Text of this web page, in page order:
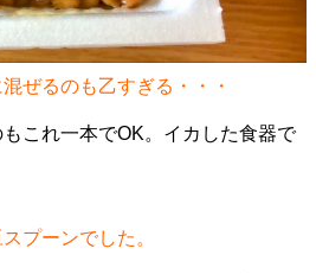
ぜるのも乙すぎる・・・
これ一本でOK。イカした食器で
プーンでした。